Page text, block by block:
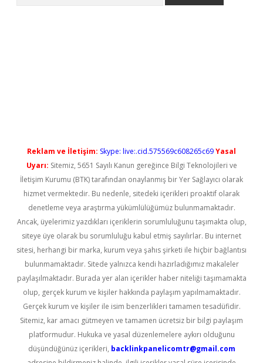
Reklam ve İletişim: Skype: live:.cid.575569c608265c69Yasal
Uyarı: Sitemiz, 5651 Sayılı Kanun gereğince Bilgi Teknolojileri ve
İletişim Kurumu (BTK) tarafından onaylanmış bir Yer Sağlayıcı olarak
hizmet vermektedir. Bu nedenle, sitedeki içerikleri proaktif olarak
denetleme veya araştırma yükümlülüğümüz bulunmamaktadır.
Ancak, üyelerimiz yazdıkları içeriklerin sorumluluğunu taşımakta olup,
siteye üye olarak bu sorumluluğu kabul etmiş sayılırlar. Bu internet
sitesi, herhangi bir marka, kurum veya şahıs şirketi ile hiçbir bağlantısı
bulunmamaktadır. Sitede yalnızca kendi hazırladığımız makaleler
paylaşılmaktadır. Burada yer alan içerikler haber niteliği taşımamakta
olup, gerçek kurum ve kişiler hakkında paylaşım yapılmamaktadır.
Gerçek kurum ve kişiler ile isim benzerlikleri tamamen tesadüfidir.
Sitemiz, kar amacı gütmeyen ve tamamen ücretsiz bir bilgi paylaşım
platformudur. Hukuka ve yasal düzenlemelere aykırı olduğunu
düşündüğünüz içerikleri, backlinkpanelicomtr@gmail.com